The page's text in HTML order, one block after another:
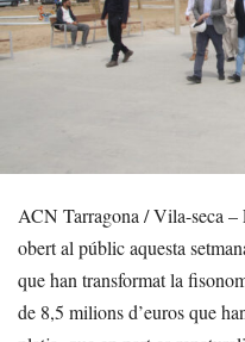
ACN Tarragona / Vila-seca –
obert al públic aquesta
que han transformat la
de 8,5 milions d’euros que